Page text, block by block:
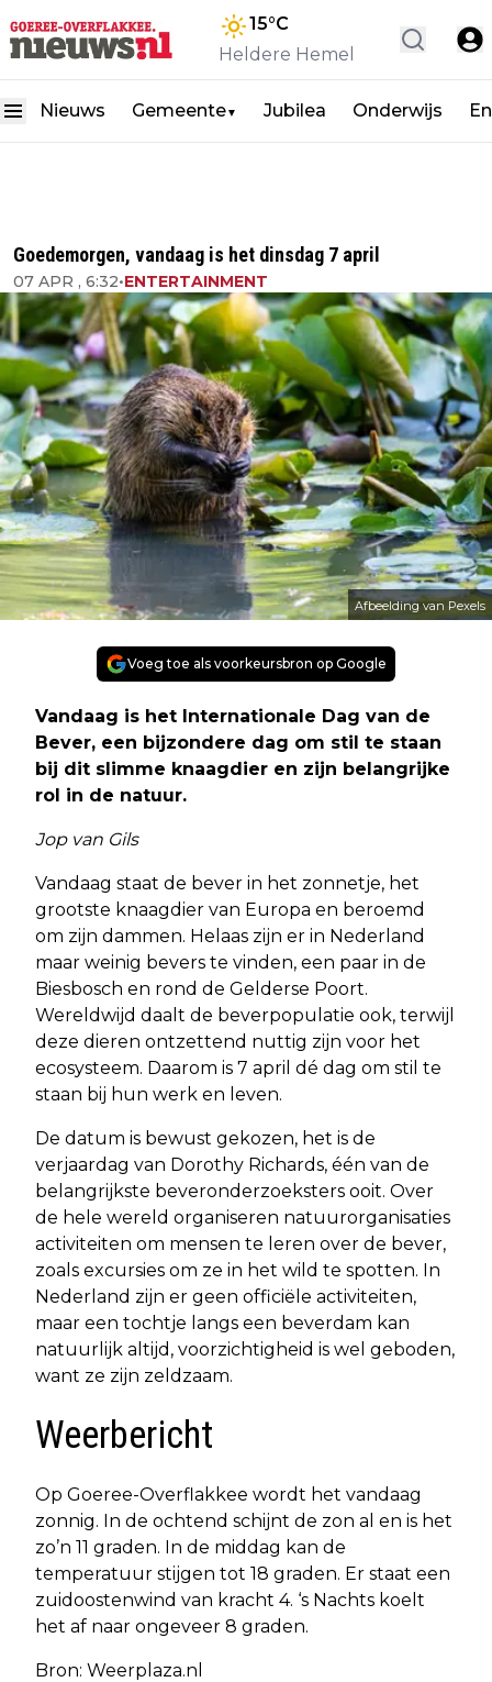
15°C
Heldere Hemel
Nieuws Gemeente▼ Jubilea Onderwijs
Goedemorgen, vandaag is het dinsdag 7 april
07 APR , 6:32•ENTERTAINMENT
Afbeelding van Pexels
Voeg toe als voorkeursbron op Google
Vandaag is het Internationale Dag van de
Bever, een bijzondere dag om stil te staan
bij dit slimme knaagdier en zijn belangrijke
rol in de natuur.
Jop van Gils
Vandaag staat de bever in het zonnetje, het
grootste knaagdier van Europa en beroemd
om zijn dammen. Helaas zijn er in Nederland
maar weinig bevers te vinden, een paar in de
Biesbosch en rond de Gelderse Poort.
Wereldwijd daalt de beverpopulatie ook, terwijl
deze dieren ontzettend nuttig zijn voor het
ecosysteem. Daarom is 7 april dé dag om stil te
staan bij hun werk en leven.
De datum is bewust gekozen, het is de
verjaardag van Dorothy Richards, één van de
belangrijkste beveronderzoeksters ooit. Over
de hele wereld organiseren natuurorganisaties
activiteiten om mensen te leren over de bever,
zoals excursies om ze in het wild te spotten. In
Nederland zijn er geen officiële activiteiten,
maar een tochtje langs een beverdam kan
natuurlijk altijd, voorzichtigheid is wel geboden,
want ze zijn zeldzaam.
Weerbericht
Op Goeree-Overflakkee wordt het vandaag
zonnig. In de ochtend schijnt de zon al en is het
zo’n 11 graden. In de middag kan de
temperatuur stijgen tot 18 graden. Er staat een
zuidoostenwind van kracht 4. ‘s Nachts koelt
het af naar ongeveer 8 graden.
Bron: Weerplaza.nl